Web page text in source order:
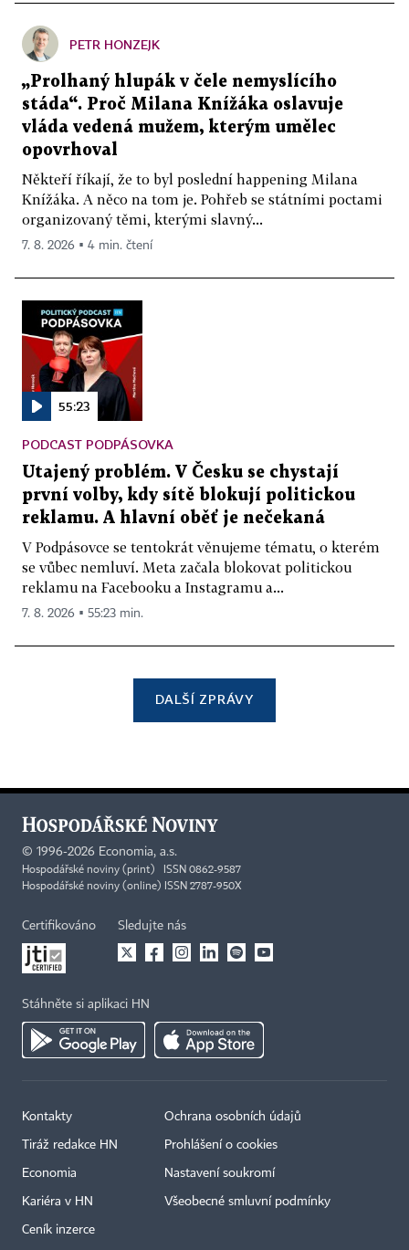
PETR HONZEJK
„Prolhaný hlupák v čele nemyslícího
stáda“. Proč Milana Knížáka oslavuje
vláda vedená mužem, kterým umělec
opovrhoval
Někteří říkají, že to byl poslední happening Milana
Knížáka. A něco na tom je. Pohřeb se státními poctami
organizovaný těmi, kterými slavný...
7. 8. 2026 ▪ 4 min. čtení
55:23
PODCAST PODPÁSOVKA
Utajený problém. V Česku se chystají
první volby, kdy sítě blokují politickou
reklamu. A hlavní oběť je nečekaná
V Podpásovce se tentokrát věnujeme tématu, o kterém
se vůbec nemluví. Meta začala blokovat politickou
reklamu na Facebooku a Instagramu a...
7. 8. 2026 ▪ 55:23 min.
DALŠÍ ZPRÁVY
© 1996-2026 Economia, a.s.
Hospodářské noviny (print) ISSN 0862-9587
Hospodářské noviny (online) ISSN 2787-950X
Certifikováno Sledujte nás
Stáhněte si aplikaci HN
Kontakty
Tiráž redakce HN
Economia
Kariéra v HN
Ceník inzerce
Ochrana osobních údajů
Prohlášení o cookies
Nastavení soukromí
Všeobecné smluvní podmínky